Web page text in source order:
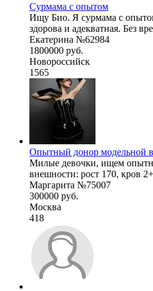
Сурмама с опытом
Ищу Био. Я сурмама с
здорова и адекватная. Без
Екатерина №62984
1800000 руб.
Новороссийск
1565
Опытный донор модельной
Милые девочки, ищем
внешности: рост 170, кров
Маргарита №75007
300000 руб.
Москва
418